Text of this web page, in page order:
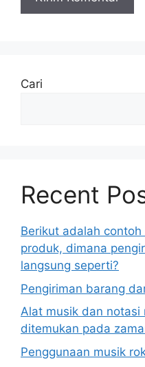
Cari
Recent
Berikut adalah
produk, dimana
langsung seperti?
Pengiriman barang
Alat musik dan notasi
ditemukan pada
Penggunaan musik